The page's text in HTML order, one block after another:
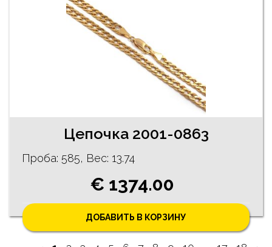
Цепочка 2001-0863
Проба: 585, Bес: 13.74
€ 1374.00
ДОБАВИТЬ В КОРЗИНУ